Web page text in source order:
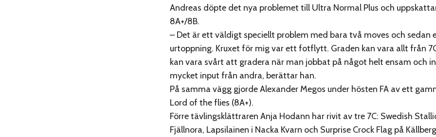
Andreas döpte det nya problemet till Ultra Normal Plus och
8A+/8B.
– Det är ett väldigt speciellt problem med bara två moves och sedan
urtoppning. Kruxet för mig var ett fotflytt. Graden kan vara allt från
kan vara svårt att gradera när man jobbat på något helt ensam och
mycket input från andra, berättar han.
På samma vägg gjorde Alexander Megos under hösten FA av ett
Lord of the flies (8A+).
Förre tävlingsklättraren Anja Hodann har rivit av tre 7C: Swedish
Fjällnora, Lapsilainen i Nacka Kvarn och Surprise Crock Flag på